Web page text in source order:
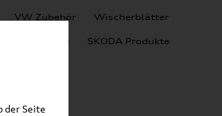
VW Zubehör Wischerblätter
SEAT Produkte SKODA Produkte
der Seite